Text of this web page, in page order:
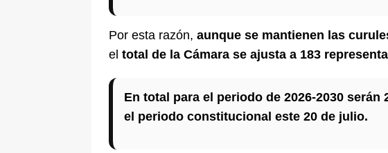
Por esta razón, aunque se mantienen las
el total de la Cámara se ajusta a 183
En total para el periodo de 2026-2030
el periodo constitucional este 20 de julio.